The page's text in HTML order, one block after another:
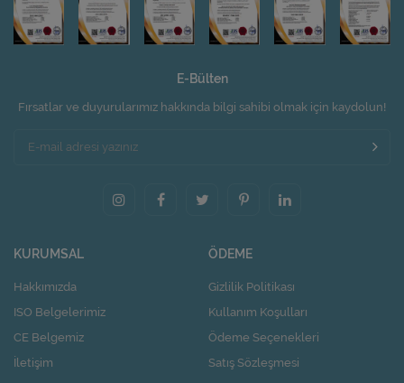
E-Bülten
Fırsatlar ve duyurularımız hakkında bilgi sahibi olmak için kaydolun!
KURUMSAL
Hakkımızda
ISO Belgelerimiz
CE Belgemiz
İletişim
ÖDEME
Gizlilik Politikası
Kullanım Koşulları
Ödeme Seçenekleri
Satış Sözleşmesi